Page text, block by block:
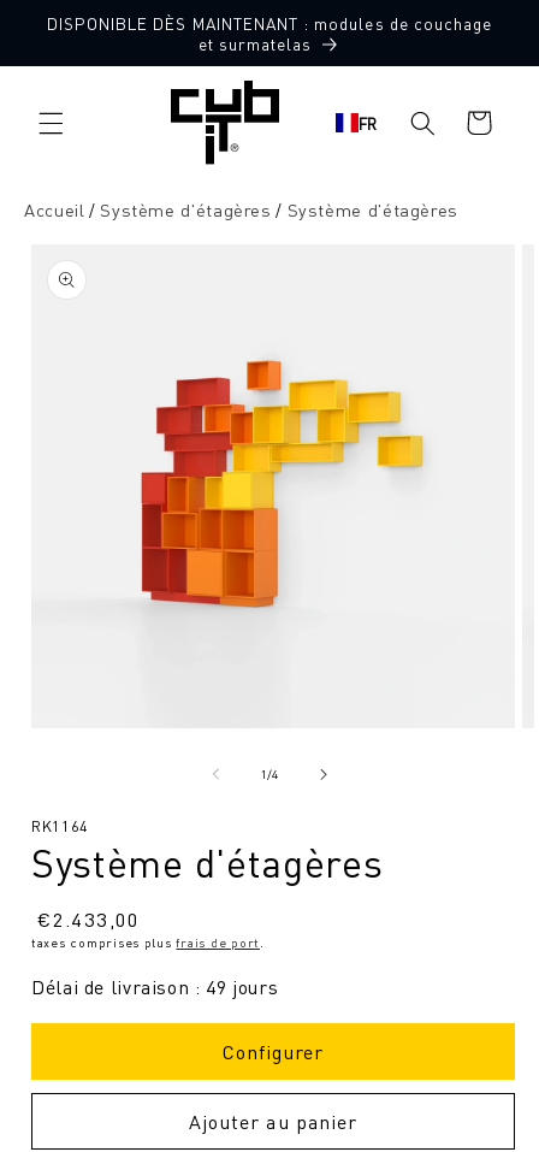
directement
DISPONIBLE DÈS MAINTENANT : modules de couchage
et surmatelas
FR
Panier
d'achat
Accueil Système d'étagères Système d'étagères
sur le
produit
modal
1/de4
SKU
:
RK1164
Système d'étagères
Prix
normal
€2.433,00
taxes comprises plusfrais de port
Délai de livraison : 49 jours
Configurer
Ajouter au panier